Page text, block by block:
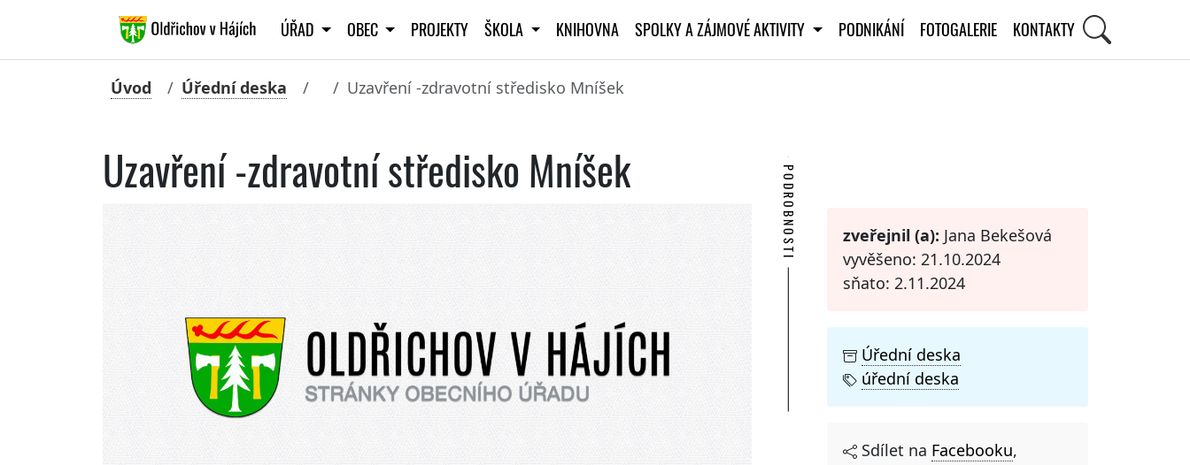
ÚŘAD OBEC PROJEKTY ŠKOLA KNIHOVNA SPOLKY A ZÁJMOVÉ AKTIVITY PODNIKÁNÍ FOTOGALERIE KONTAKTY
Úvod Úřední deska Uzavření -zdravotní středisko Mníšek
Uzavření -zdravotní středisko Mníšek PODROBNOSTI zveřejnil (a): Jana Bekešová
vyvěšeno: 21.10.2024
sňato: 2.11.2024
Úřední deska
úřední deska
Sdílet na Facebooku,